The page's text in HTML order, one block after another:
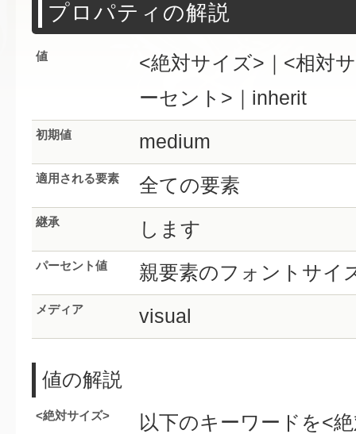
プロパティの解説
値
<絶対サイズ>｜<相対
ーセント>｜inherit
初期値 medium
適用される要素 全ての要素
継承 します
パーセント値 親要素のフォントサイ
メディア visual
値の解説
<絶対サイズ>
以下のキーワードを<